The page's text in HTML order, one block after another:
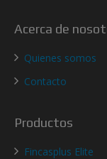
Acerca de
Quienes somos
Contacto
Productos
Fincasplus Elite